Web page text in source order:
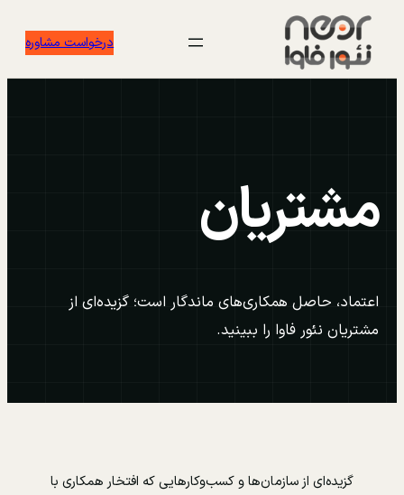
محتوا
درخواست مشاوره
مشتریان
اعتماد، حاصل همکاری‌های ماندگار است؛ گزیده‌ای از
مشتریان نئور فاوا را ببینید.
گزیده‌ای از سازمان‌ها و کسب‌وکارهایی که افتخار همکاری با